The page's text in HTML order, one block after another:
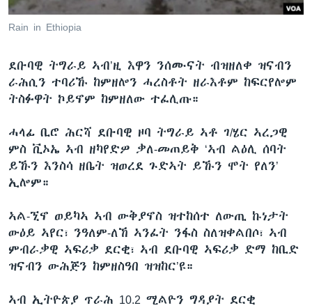
ቂሔ ጽልሚ
ቋንቋታት
Rain in Ethiopia
ደቡባዊ ትግራይ ኣብ’ዚ እዋን ንሰሙናት ብዝዘለቀ ዝናብን
ራሕሲን ተባሪኹ ከምዘሎን ሓረስቶት ዘራእቶም ከፍርየሎም
ትስፉዋት ኮይኖም ከምዘለው ተፈሊጡ።
ሓላፊ ቢሮ ሕርሻ ደቡባዊ ዞባ ትግራይ ኣቶ ገ/ሄር ኣረጋዊ
ምስ ቪኦኤ ኣብ ዘካየድዎ ቃለ-መጠይቅ ‘ኣብ ልዕሊ ሰባት
ይኹን እንስሳ ዘቤት ዝወረደ ጉድኣት ይኹን ሞት የለን’
ኢሎም።
ኣል-ኚኖ ወይካኣ ኣብ ውቅያኖስ ዝተከሰተ ለውጢ ኩነታት
ውዕይ ኣየር፣ ንዓለም-ለኸ ኣንፈት ንፋስ ስለዝቀልበሶ፣ ኣብ
ምብራቃዊ ኣፍሪቃ ደርቂ፣ ኣብ ደቡባዊ ኣፍሪቃ ድማ ከቢድ
ዝናብን ውሕጅን ከምዘስዓበ ዝዝከር’ዩ።
ኣብ ኢትዮጵያ ጥራሕ 10.2 ሚልዮን ግዳያት ደርቂ